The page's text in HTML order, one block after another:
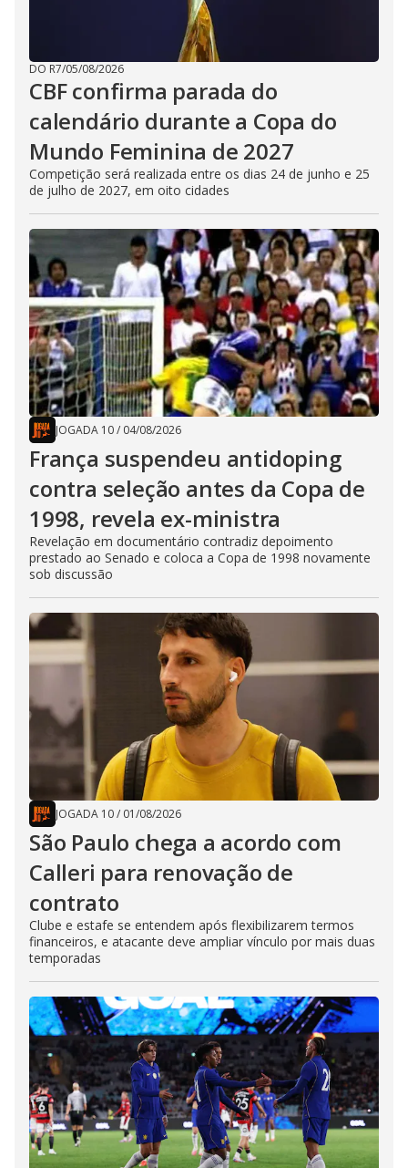
DO R7/05/08/2026
CBF confirma parada do
calendário durante a Copa do
Mundo Feminina de 2027
Competição será realizada entre os dias 24 de junho e 25
de julho de 2027, em oito cidades
JOGADA 10/ 04/08/2026
França suspendeu antidoping
contra seleção antes da Copa de
1998, revela ex-ministra
Revelação em documentário contradiz depoimento
prestado ao Senado e coloca a Copa de 1998 novamente
sob discussão
JOGADA 10/ 01/08/2026
São Paulo chega a acordo com
Calleri para renovação de
contrato
Clube e estafe se entendem após flexibilizarem termos
financeiros, e atacante deve ampliar vínculo por mais duas
temporadas